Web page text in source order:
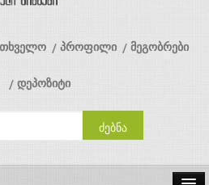
პროფილი მეგობრები
დეპოზიტი